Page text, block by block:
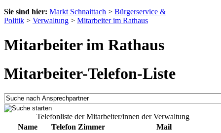
Sie sind hier: Markt Schnaittach > Bürgerservice &
Politik > Verwaltung > Mitarbeiter im Rathaus
Mitarbeiter im Rathaus
Mitarbeiter-Telefon-Liste
Telefonliste der Mitarbeiter/innen der Verwaltung
Name
Telefon Zimmer
Mail